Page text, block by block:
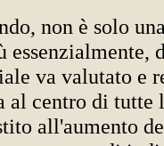
non è solo
essenzialmente,
va valutato e
al centro di
all'aumento